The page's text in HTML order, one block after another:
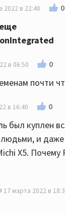
2022 в 22:40 0
в 06:50 0
почти
в 16:40 0
был куплен
и даже
X5. Почему
17 марта 2022 в